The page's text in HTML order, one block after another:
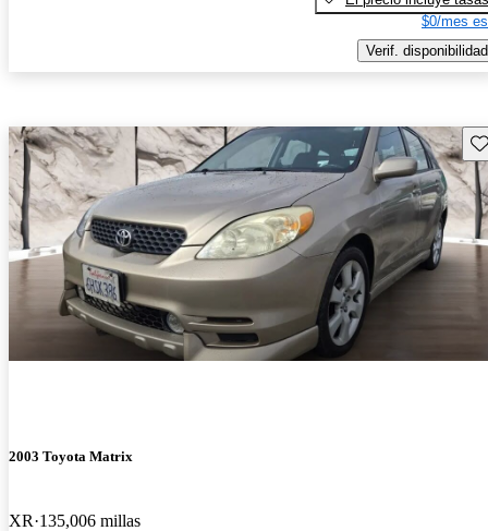
$0/mes
Verif. disponibilidad
2003 Toyota Matrix
XR 135,006 millas